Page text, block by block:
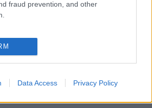
fraud prevention, and other
Data Access Privacy Policy
létrehozott játékot? Képesek-e
Hová vezet, ha kitörni kívánnak ebből